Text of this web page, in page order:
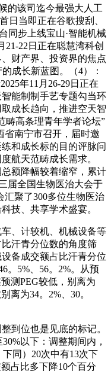
的该司迄今最强大人工
日当即正在谷歌搜刮、
同步上线宝山·智能机械
21-22日正在聪慧湾科创
财产界、投资界的焦点
成长新蓝图。（4）：
年11月26-29日正在
能制制手艺专题勾当环
成长趋向，推进空天智
畴高条理青年学者论坛”
省南宁市召开，届时邀
和成长标的目的评脉问
航天范畴成长需求。
总额降幅较着缩窄，累计
届全国生物医治大会于
汇聚了300多位生物医治
技、共享学术盛宴。
、计较机、机械设备等
汗青分位数的角度筛
备成交额占比汗青分位
。5%、56。2%。从预
测PEG较低，别离为
离为34。2%、30。
位也是见底的标记。
以下：调整期间内，
同）20次中有13次下
占比多下降10个百分